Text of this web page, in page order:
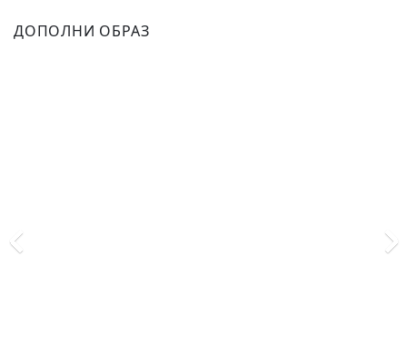
ДОПОЛНИ ОБРАЗ